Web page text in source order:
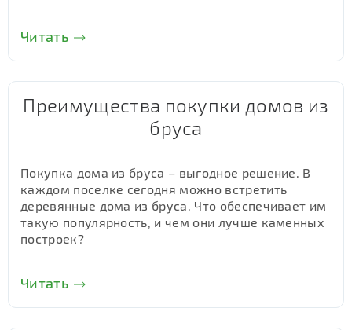
Читать
Преимущества покупки домов из
бруса
Покупка дома из бруса – выгодное решение. В
каждом поселке сегодня можно встретить
деревянные дома из бруса. Что обеспечивает им
такую популярность, и чем они лучше каменных
построек?
Читать